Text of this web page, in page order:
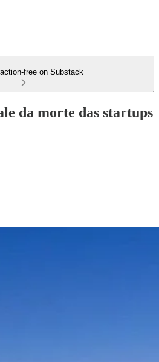
free on Substack
da morte das startups